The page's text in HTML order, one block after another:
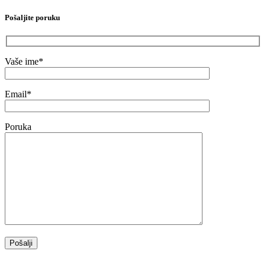
Pošaljite poruku
Vaše ime*
Email*
Poruka